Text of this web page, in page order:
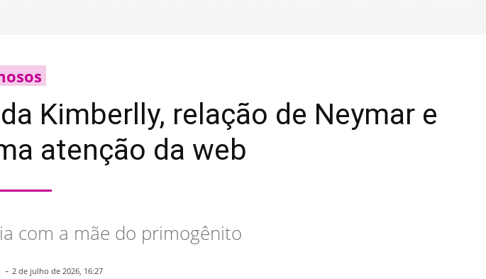
Kimberlly, relação de Neymar e
atenção da web
com a mãe do primogênito
- 2 de julho de 2026, 16:27